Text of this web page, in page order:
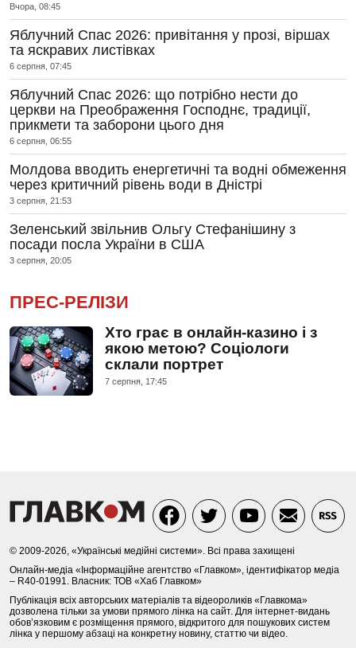
Вчора, 08:45
Яблучний Спас 2026: привітання у прозі, віршах
та яскравих листівках
6 серпня, 07:45
Яблучний Спас 2026: що потрібно нести до
церкви на Преображення Господнє, традиції,
прикмети та заборони цього дня
6 серпня, 06:55
Молдова вводить енергетичні та водні обмеження
через критичний рівень води в Дністрі
3 серпня, 21:53
Зеленський звільнив Ольгу Стефанішину з
посади посла України в США
3 серпня, 20:05
ПРЕС-РЕЛІЗИ
Хто грає в онлайн-казино і з
якою метою? Соціологи
склали портрет
7 серпня, 17:45
© 2009-2026, «Українські медійні системи». Всі права захищені
Онлайн-медіа «Інформаційне агентство «Главком», ідентифікатор медіа
– R40-01991. Власник: ТОВ «Хаб Главком»
Публікація всіх авторських матеріалів та відеороликів «Главкома»
дозволена тільки за умови прямого лінка на сайт. Для інтернет-видань
обов’язковим є розміщення прямого, відкритого для пошукових систем
лінка у першому абзаці на конкретну новину, статтю чи відео.